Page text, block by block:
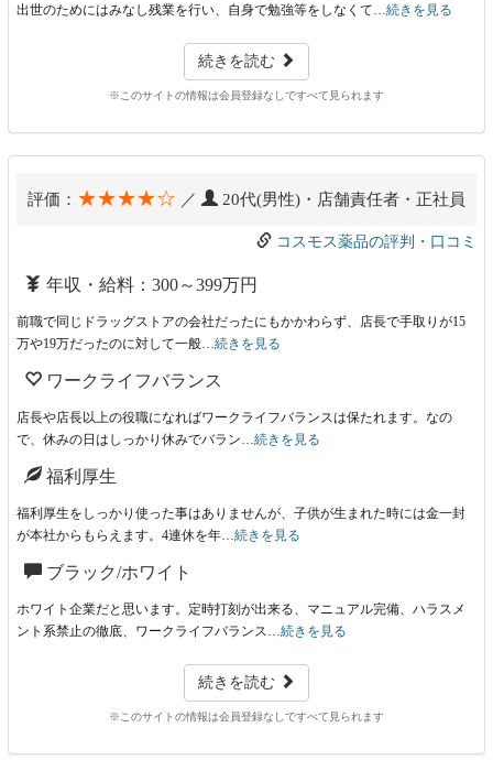
出世のためにはみなし残業を行い、自身で勉強等をしなくて… 続きを見る
続きを読む
※このサイトの情報は会員登録なしですべて見られます
評価： ★★★★☆ ／ 20代(男性)・店舗責任者・正社員
コスモス薬品の評判・口コミ
年収・給料：300～399万円
前職で同じドラッグストアの会社だったにもかかわらず、店長で手取りが15
万や19万だったのに対して一般… 続きを見る
ワークライフバランス
店長や店長以上の役職になればワークライフバランスは保たれます。なの
で、休みの日はしっかり休みでバラン… 続きを見る
福利厚生
福利厚生をしっかり使った事はありませんが、子供が生まれた時には金一封
が本社からもらえます。4連休を年… 続きを見る
ブラック/ホワイト
ホワイト企業だと思います。定時打刻が出来る、マニュアル完備、ハラスメ
ント系禁止の徹底、ワークライフバランス… 続きを見る
続きを読む
※このサイトの情報は会員登録なしですべて見られます